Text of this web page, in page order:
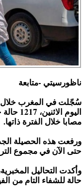
ناظورسيتي -متابعة
مصابا خلال الفترة ذاتها.
حتى الآن في مجموع
حالة للشفاء التام من